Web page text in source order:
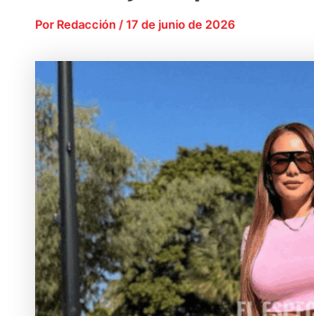
Por Redacción /17 de junio de 2026